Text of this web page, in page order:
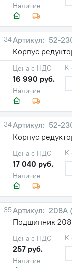
Наличие
34
52-
Корпус
Наличие
Цена с НДС
16 990 руб.
К
34
52-
Корпус
Наличие
Цена с НДС
17 040 руб.
К
35
208А
Подшипник
Наличие
Цена с НДС
257 руб.
К